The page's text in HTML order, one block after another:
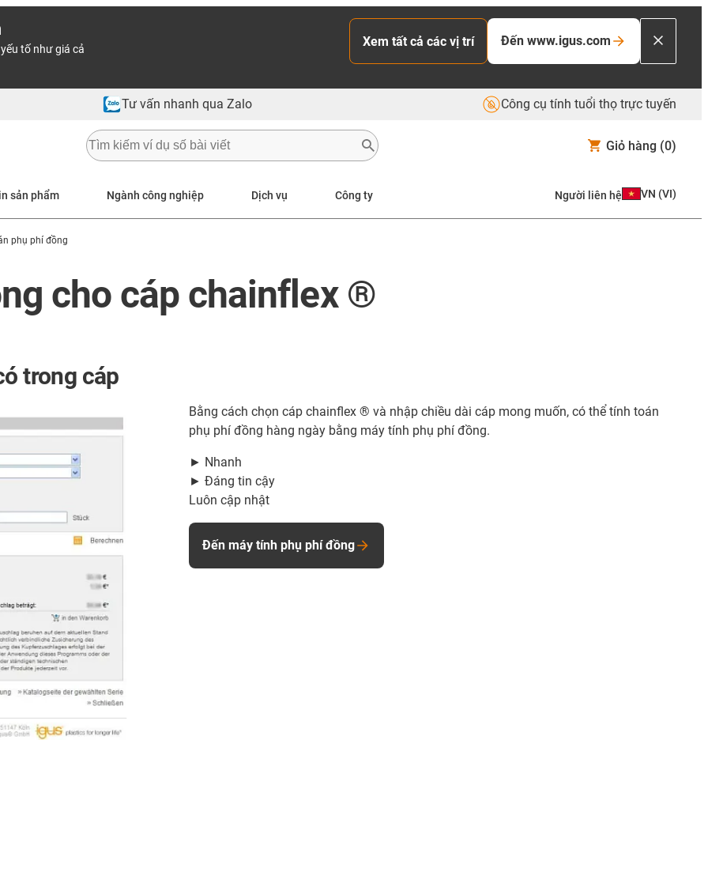
tố như giá cả
Xem tất cả các vị trí Đến www.igus.com
Tư vấn nhanh qua Zalo Công cụ tính tuổi thọ trực tuyến
Giỏ hàng (0)
sản phẩm Ngành công nghiệp Dịch vụ Công ty Người liên hệ VN (VI)
phụ phí đồng
cho cáp chainflex ®
trong cáp
Bằng cách chọn cáp chainflex ® và nhập chiều dài cáp mong muốn, có thể tính toán
phụ phí đồng hàng ngày bằng máy tính phụ phí đồng.
► Nhanh
► Đáng tin cậy
Luôn cập nhật
Đến máy tính phụ phí đồng